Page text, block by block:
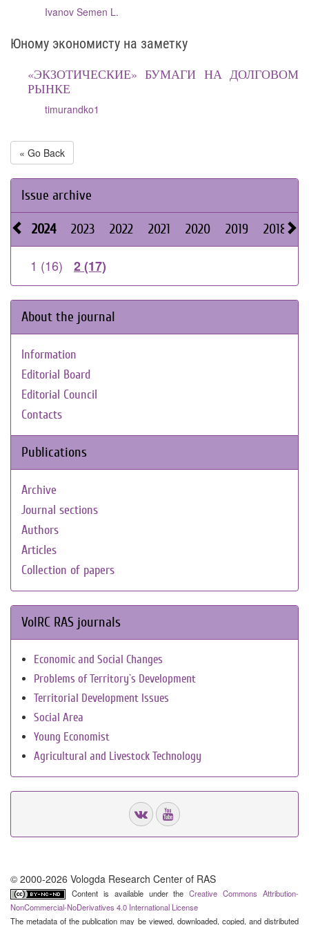
Ivanov Semen L.
Юному экономисту на заметку
«ЭКЗОТИЧЕСКИЕ» БУМАГИ НА ДОЛГОВОМ
РЫНКЕ
timurandko1
« Go Back
Issue archive
2024 2023 2022 2021 2020 2019 2018
1 (16) 2 (17)
About the journal
Information
Editorial Board
Editorial Council
Contacts
Publications
Archive
Journal sections
Authors
Articles
Collection of papers
VolRC RAS journals
Economic and Social Changes
Problems of Territory`s Development
Territorial Development Issues
Social Area
Young Economist
Agricultural and Livestock Technology
© 2000-2026 Vologda Research Center of RAS
Content is available under theCreative Commons Attribution-
NonCommercial-NoDerivatives 4.0 International License
The metadata of the publication may be viewed, downloaded, copied, and distributed